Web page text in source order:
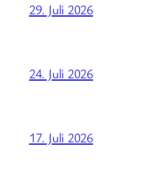
29. Juli 2026
24. Juli 2026
17. Juli 2026